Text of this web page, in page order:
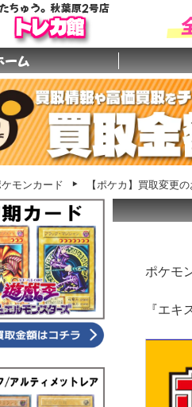
ちゅう。秋葉原2号店
トレカ館
ーム
モンカード 【ポケカ】買取変更
ポケモ
『エキ